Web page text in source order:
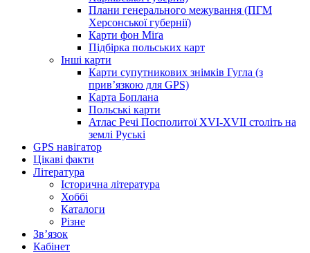
Плани генерального межування (ПГМ
Херсонської губернії)
Карти фон Міґа
Підбірка польських карт
Інші карти
Карти супутникових знімків Гугла (з
прив’язкою для GPS)
Карта Боплана
Польські карти
Атлас Речі Посполитої XVI-XVII століть на
землі Руські
GPS навігатор
Цікаві факти
Література
Історична література
Хоббі
Каталоги
Різне
Зв’язок
Кабінет